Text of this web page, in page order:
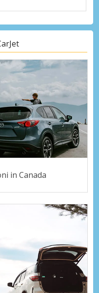
in Canada